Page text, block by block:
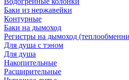
Баки из нержавейки
Контурные
Баки на дымоход
Регистры на дымоход
Для душа с тэном
Для душа
Накопительные
Расширительные